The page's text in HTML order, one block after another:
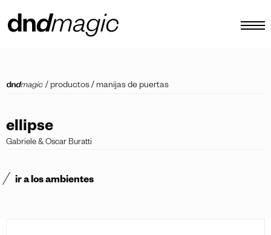
catálogos
/ productos/ manijas de puertas
ellipse
Gabriele & Oscar Buratti
ir a los ambientes